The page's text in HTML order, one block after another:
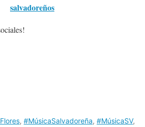
salvadoreños
, #MúsicaSalvadoreña, #MúsicaSV,